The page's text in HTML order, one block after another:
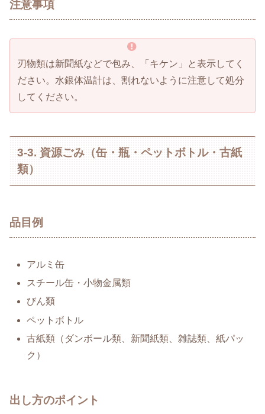
注意事項
刃物類は新聞紙などで包み、「キケン」と表示してく
ださい。水銀体温計は、割れないように注意して処分
してください。
3-3. 資源ごみ（缶・瓶・ペットボトル・古紙
類）
品目例
アルミ缶
スチール缶・小物金属類
びん類
ペットボトル
古紙類（ダンボール類、新聞紙類、雑誌類、紙パッ
ク）
出し方のポイント